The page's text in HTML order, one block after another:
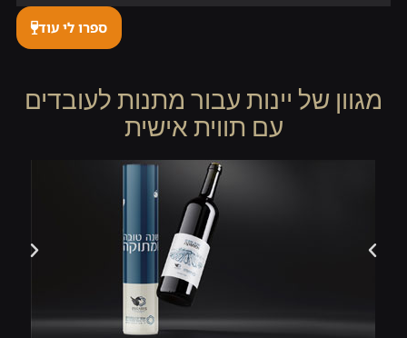
ספרו לי עוד
מגוון של יינות עבור מתנות לעובדים
עם תווית אישית